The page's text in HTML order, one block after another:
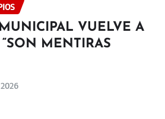
VUELVE A
MENTIRAS